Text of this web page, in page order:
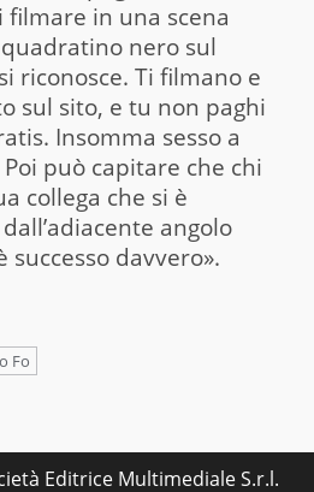
in una scena
nero sul
riconosce. Ti filmano e
sul sito, e tu non paghi
Insomma sesso a
può capitare che chi
collega che si è
angolo
davvero».
Fo
Editrice Multimediale S.r.l.